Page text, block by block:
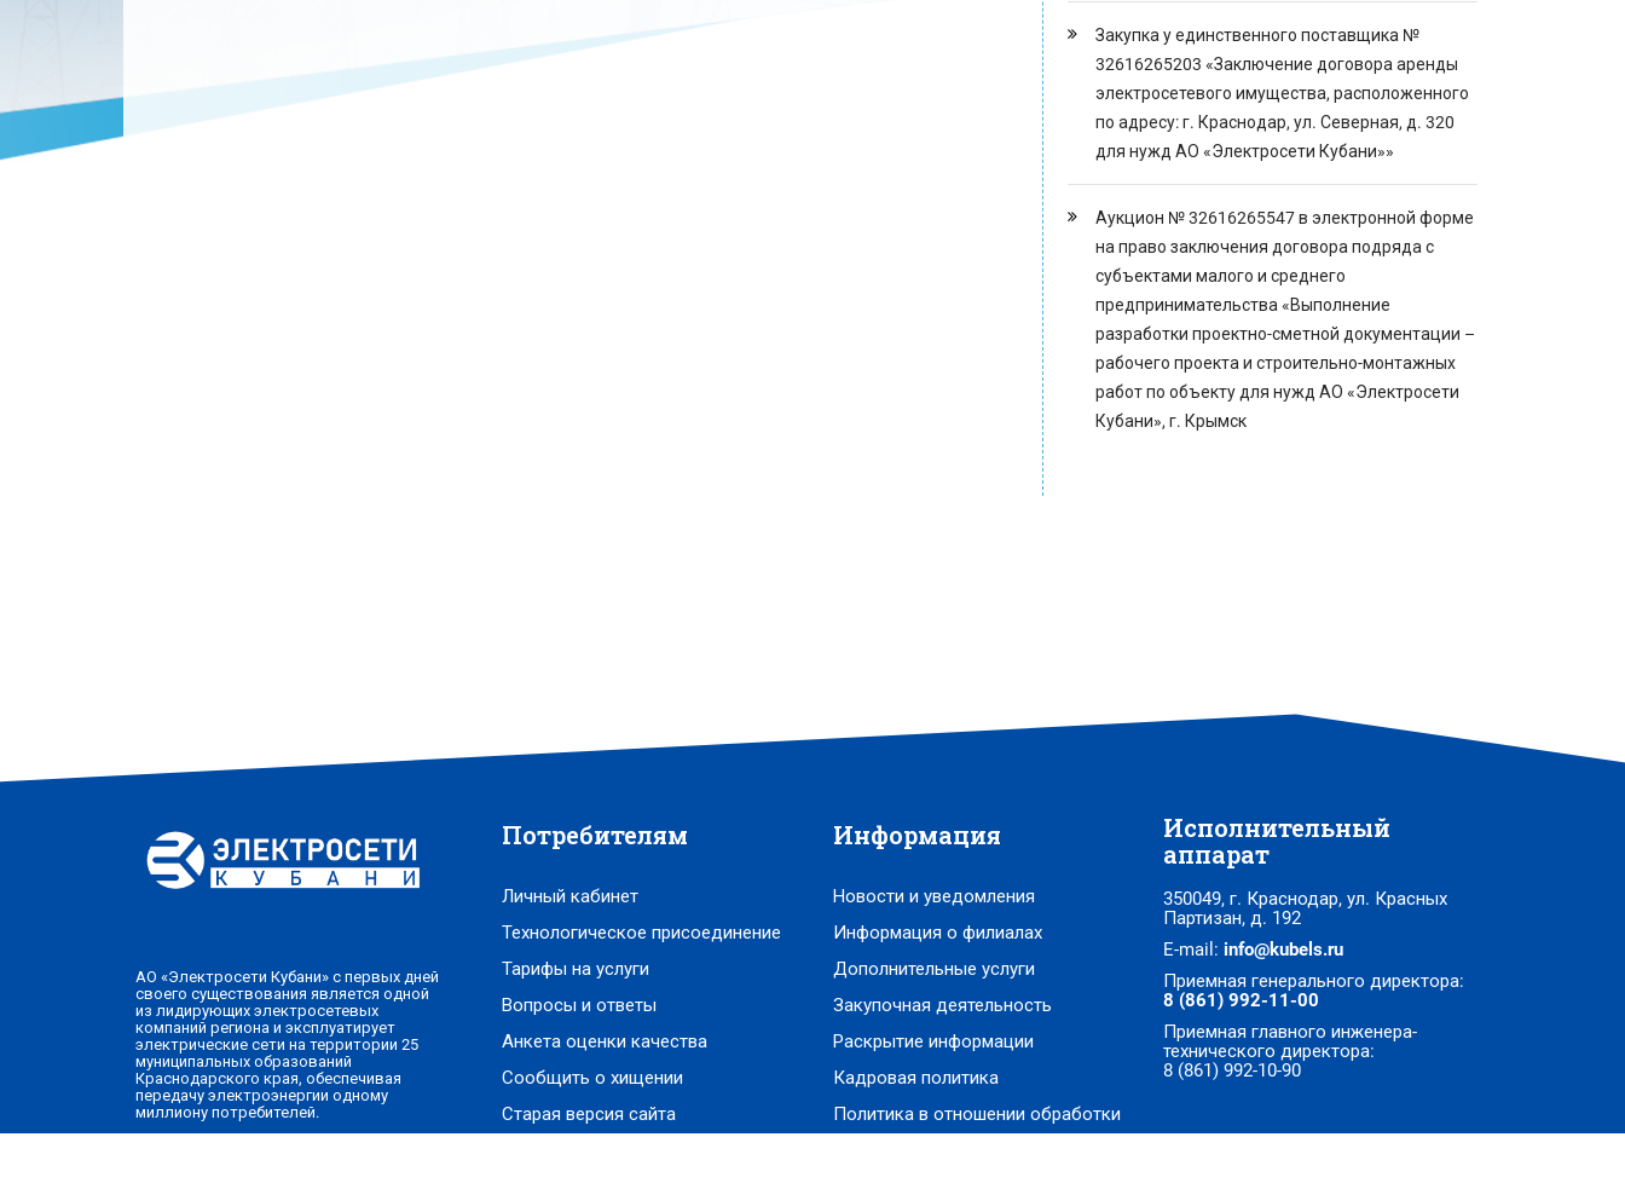
Закупка у единственного поставщика №
32616265203 «Заключение договора аренды
электросетевого имущества, расположенного
по адресу: г. Краснодар, ул. Северная, д. 320
для нужд АО «Электросети Кубани»»
Аукцион № 32616265547 в электронной форме
на право заключения договора подряда с
субъектами малого и среднего
предпринимательства «Выполнение
разработки проектно-сметной документации –
рабочего проекта и строительно-монтажных
работ по объекту для нужд АО «Электросети
Кубани», г. Крымск
АО «Электросети Кубани» с первых дней
своего существования является одной
из лидирующих электросетевых
компаний региона и эксплуатирует
электрические сети на территории 25
муниципальных образований
Краснодарского края, обеспечивая
передачу электроэнергии одному
миллиону потребителей.
Потребителям
Личный кабинет
Технологическое присоединение
Тарифы на услуги
Вопросы и ответы
Анкета оценки качества
Сообщить о хищении
Старая версия сайта
Информация
Новости и уведомления
Информация о филиалах
Дополнительные услуги
Закупочная деятельность
Раскрытие информации
Кадровая политика
Политика в отношении обработки
Исполнительный
аппарат
350049, г. Краснодар, ул. Красных
Партизан, д. 192
E-mail:info@kubels.ru
Приемная генерального директора:
8 (861) 992-11-00
Приемная главного инженера-
технического директора:
8 (861) 992-10-90